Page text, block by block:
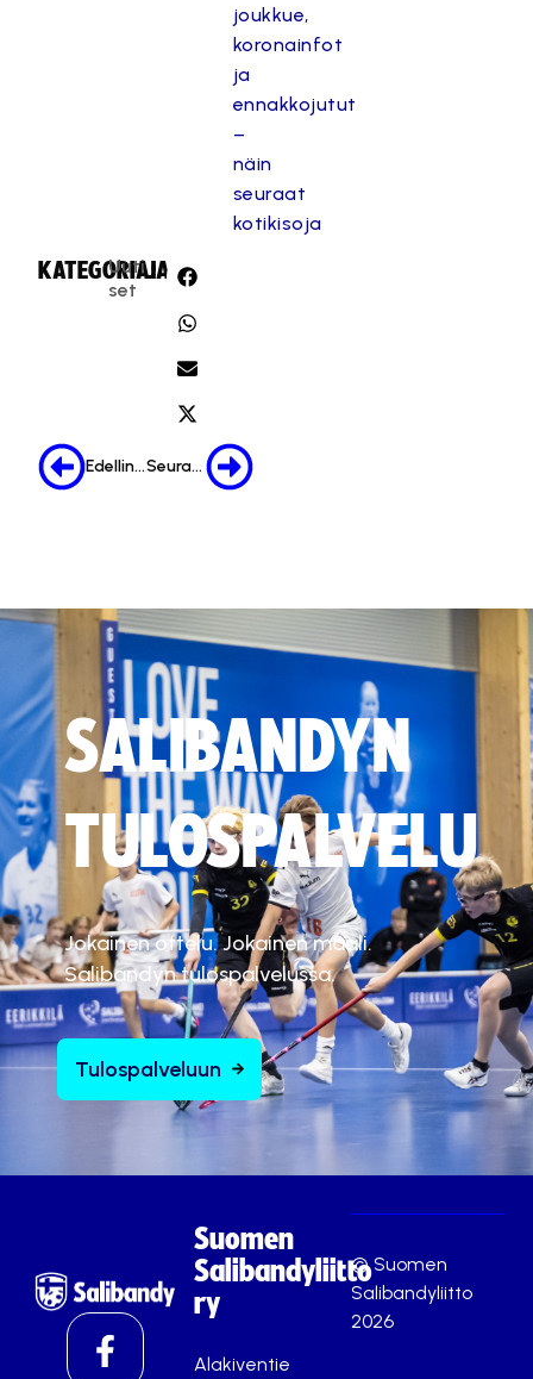
joukkue,
koronainfot
ja
ennakkojutut
–
näin
seuraat
kotikisoja
KATEGORIA:
Uuti
set
JAA:
Edellinen Seuraava
SALIBANDYN
TULOSPALVELU
Jokainen ottelu. Jokainen maali.
Salibandyn tulospalvelussa.
Tulospalveluun
Suomen
Salibandyliitto
ry
Alakiventie
© Suomen
Salibandyliitto
2026